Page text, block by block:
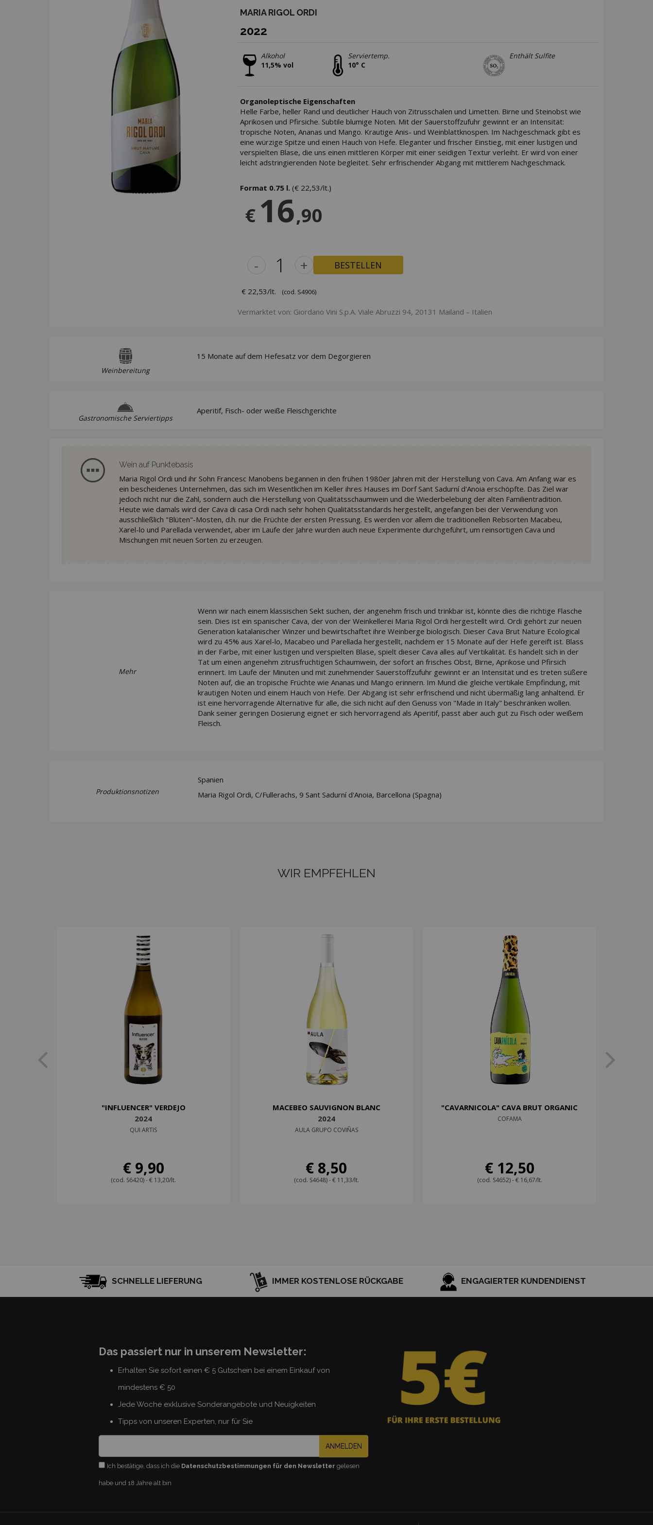
MARIA RIGOL ORDI
2022
Alkohol
11,5% vol
Serviertemp.
10° C
Enthält Sulfite
Organoleptische Eigenschaften
Helle Farbe, heller Rand und deutlicher Hauch von Zitrusschalen und Limetten. Birne und Steinobst wie
Aprikosen und Pfirsiche. Subtile blumige Noten. Mit der Sauerstoffzufuhr gewinnt er an Intensität:
tropische Noten, Ananas und Mango. Krautige Anis- und Weinblattknospen. Im Nachgeschmack gibt es
eine würzige Spitze und einen Hauch von Hefe. Eleganter und frischer Einstieg, mit einer lustigen und
verspielten Blase, die uns einen mittleren Körper mit einer seidigen Textur verleiht. Er wird von einer
leicht adstringierenden Note begleitet. Sehr erfrischender Abgang mit mittlerem Nachgeschmack.
Format 0.75 l. (€ 22,53/lt.)
€ 16,90
- + BESTELLEN
€ 22,53/lt. (cod. S4906)
Vermarktet von: Giordano Vini S.p.A. Viale Abruzzi 94, 20131 Mailand – Italien
Weinbereitung
15 Monate auf dem Hefesatz vor dem Degorgieren
Gastronomische Serviertipps
Aperitif, Fisch- oder weiße Fleischgerichte
Wein auf Punktebasis
Maria Rigol Ordi und ihr Sohn Francesc Manobens begannen in den frühen 1980er Jahren mit der Herstellung von Cava. Am Anfang war es
ein bescheidenes Unternehmen, das sich im Wesentlichen im Keller ihres Hauses im Dorf Sant Sadurní d'Anoia erschöpfte. Das Ziel war
jedoch nicht nur die Zahl, sondern auch die Herstellung von Qualitätsschaumwein und die Wiederbelebung der alten Familientradition.
Heute wie damals wird der Cava di casa Ordi nach sehr hohen Qualitätsstandards hergestellt, angefangen bei der Verwendung von
ausschließlich "Blüten"-Mosten, d.h. nur die Früchte der ersten Pressung. Es werden vor allem die traditionellen Rebsorten Macabeu,
Xarel-lo und Parellada verwendet, aber im Laufe der Jahre wurden auch neue Experimente durchgeführt, um reinsortigen Cava und
Mischungen mit neuen Sorten zu erzeugen.
Mehr
Wenn wir nach einem klassischen Sekt suchen, der angenehm frisch und trinkbar ist, könnte dies die richtige Flasche
sein. Dies ist ein spanischer Cava, der von der Weinkellerei Maria Rigol Ordi hergestellt wird. Ordi gehört zur neuen
Generation katalanischer Winzer und bewirtschaftet ihre Weinberge biologisch. Dieser Cava Brut Nature Ecological
wird zu 45% aus Xarel-lo, Macabeo und Parellada hergestellt, nachdem er 15 Monate auf der Hefe gereift ist. Blass
in der Farbe, mit einer lustigen und verspielten Blase, spielt dieser Cava alles auf Vertikalität. Es handelt sich in der
Tat um einen angenehm zitrusfruchtigen Schaumwein, der sofort an frisches Obst, Birne, Aprikose und Pfirsich
erinnert. Im Laufe der Minuten und mit zunehmender Sauerstoffzufuhr gewinnt er an Intensität und es treten süßere
Noten auf, die an tropische Früchte wie Ananas und Mango erinnern. Im Mund die gleiche vertikale Empfindung, mit
krautigen Noten und einem Hauch von Hefe. Der Abgang ist sehr erfrischend und nicht übermäßig lang anhaltend. Er
ist eine hervorragende Alternative für alle, die sich nicht auf den Genuss von "Made in Italy" beschränken wollen.
Dank seiner geringen Dosierung eignet er sich hervorragend als Aperitif, passt aber auch gut zu Fisch oder weißem
Fleisch.
Produktionsnotizen
Spanien
Maria Rigol Ordi, C/Fullerachs, 9 Sant Sadurní d'Anoia, Barcellona (Spagna)
WIR EMPFEHLEN
"INFLUENCER" VERDEJO
2024
QUI ARTIS
€ 9,90
(cod. S6420) - € 13,20/lt.
MACEBEO SAUVIGNON BLANC
2024
AULA GRUPO COVIÑAS
€ 8,50
(cod. S4648) - € 11,33/lt.
"CAVARNICOLA" CAVA BRUT ORGANIC
COFAMA
€ 12,50
(cod. S4652) - € 16,67/lt.
SCHNELLE LIEFERUNG IMMER KOSTENLOSE RÜCKGABE ENGAGIERTER KUNDENDIENST
Das passiert nur in unserem Newsletter:
Erhalten Sie sofort einen € 5 Gutschein bei einem Einkauf von
mindestens € 50
Jede Woche exklusive Sonderangebote und Neuigkeiten
Tipps von unseren Experten, nur für Sie
ANMELDEN
Ich bestätige, dass ich die Datenschutzbestimmungen für den Newsletter gelesen
habe und 18 Jahre alt bin
ICH WILL DEN RABATT